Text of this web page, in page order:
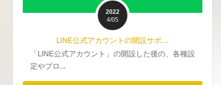
2022
4/05
LINE公式アカウントの開設サポ…
「LINE公式アカウント」の開設した後の、各種設
定やプロ...